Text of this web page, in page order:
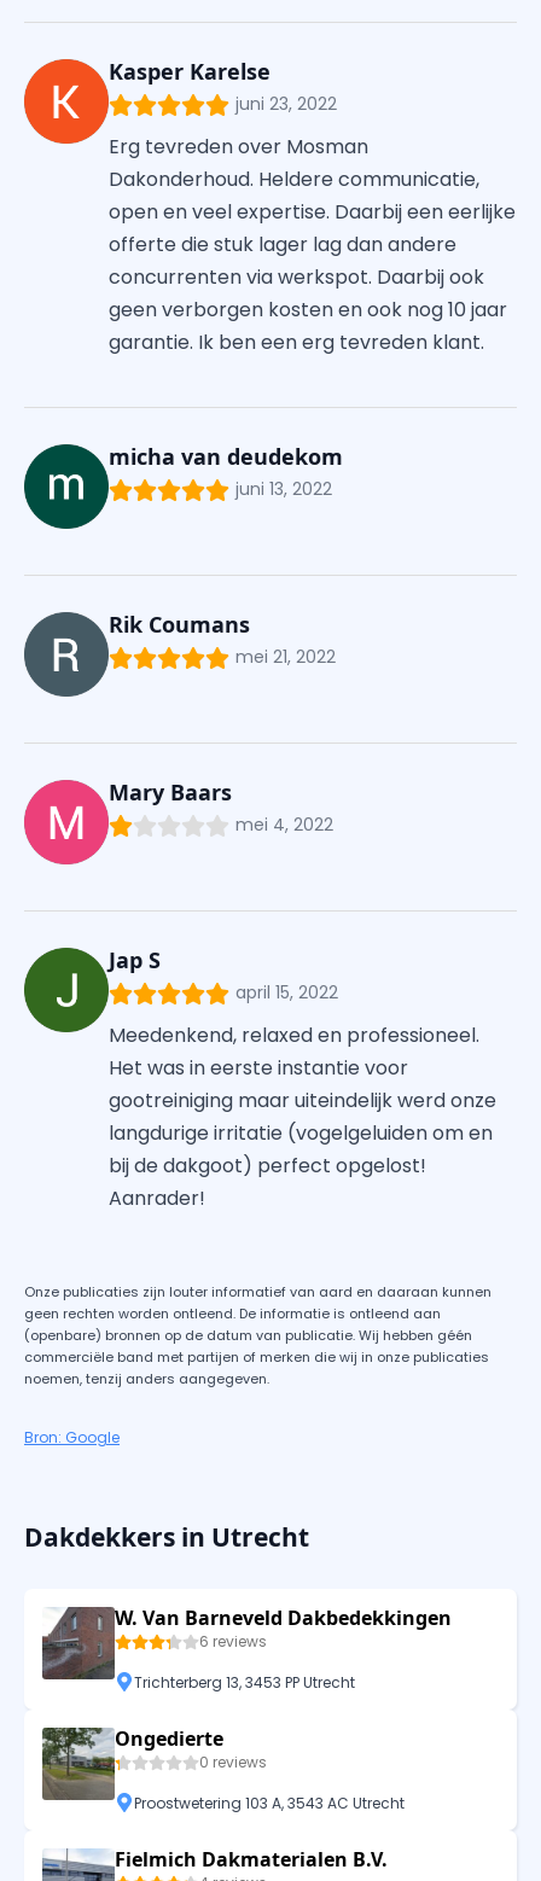
Kasper Karelse
juni 23, 2022
Erg tevreden over Mosman
Dakonderhoud. Heldere communicatie,
open en veel expertise. Daarbij een eerlijke
offerte die stuk lager lag dan andere
concurrenten via werkspot. Daarbij ook
geen verborgen kosten en ook nog 10 jaar
garantie. Ik ben een erg tevreden klant.
micha van deudekom
juni 13, 2022
Rik Coumans
mei 21, 2022
Mary Baars
mei 4, 2022
Jap S
april 15, 2022
Meedenkend, relaxed en professioneel.
Het was in eerste instantie voor
gootreiniging maar uiteindelijk werd onze
langdurige irritatie (vogelgeluiden om en
bij de dakgoot) perfect opgelost!
Aanrader!
Onze publicaties zijn louter informatief van aard en daaraan kunnen
geen rechten worden ontleend. De informatie is ontleend aan
(openbare) bronnen op de datum van publicatie. Wij hebben géén
commerciële band met partijen of merken die wij in onze publicaties
noemen, tenzij anders aangegeven.
Bron: Google
Dakdekkers in Utrecht
W. Van Barneveld Dakbedekkingen
6 reviews
Trichterberg 13, 3453 PP Utrecht
Ongedierte
0 reviews
Proostwetering 103 A, 3543 AC Utrecht
Fielmich Dakmaterialen B.V.